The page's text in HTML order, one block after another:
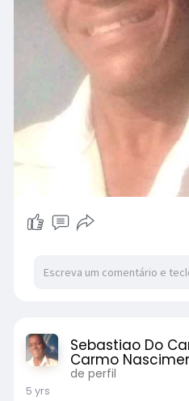
Sebastiao Do
Carmo
de perfil
5 yrs